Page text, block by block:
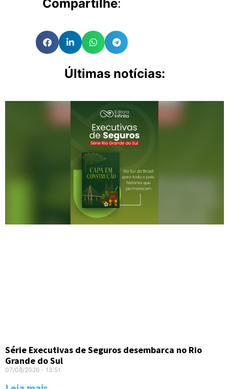
Compartilhe:
Últimas notícias:
Série Executivas de Seguros desembarca no Rio
Grande do Sul
07/08/2026 13:51